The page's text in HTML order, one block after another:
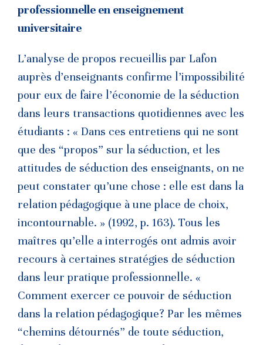
professionnelle en enseignement
universitaire
L’analyse de propos recueillis par Lafon
auprès d’enseignants confirme l’impossibilité
pour eux de faire l’économie de la séduction
dans leurs transactions quotidiennes avec les
étudiants : « Dans ces entretiens qui ne sont
que des “propos” sur la séduction, et les
attitudes de séduction des enseignants, on ne
peut constater qu’une chose : elle est dans la
relation pédagogique à une place de choix,
incontournable. » (1992, p. 163). Tous les
maîtres qu’elle a interrogés ont admis avoir
recours à certaines stratégies de séduction
dans leur pratique professionnelle. «
Comment exercer ce pouvoir de séduction
dans la relation pédagogique? Par les mêmes
“chemins détournés” de toute séduction,